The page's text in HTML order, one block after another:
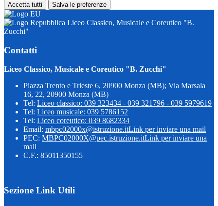
Accetta tutti Salva le preferenze
Liceo Classico, Musicale e Coreutico "B.
Zucchi"
Contatti
Liceo Classico, Musicale e Coreutico "B. Zucchi"
Piazza Trento e Trieste 6, 20900 Monza (MB); Via Marsala
16, 22, 20900 Monza (MB)
Tel: Liceo classico: 039 323434 - 039 321796 - 039 5979619
Tel: Liceo musicale: 039 5786152
Tel: Liceo coreutico: 039 8682334
Email: mbpc02000x@istruzione.itLink per inviare una mail
PEC: MBPC02000X@pec.istruzione.itLink per inviare una
mail
C.F.: 85011350155
Sezione Link Utili